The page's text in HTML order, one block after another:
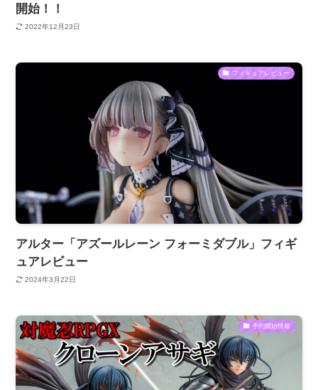
開始！！
2022年12月23日
フィギュアレビュー
アルター「アズールレーン フォーミダブル」フィギ
ュアレビュー
2024年3月22日
予約開始情報